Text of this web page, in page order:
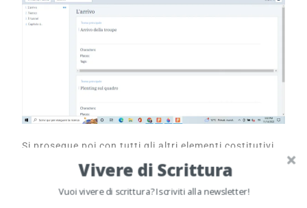
Si prosegue poi con tutti gli altri elementi costitutivi
di una storia: luoghi, personaggi, e così via. Che
altrimenti sarebbero stati scarabocchiati in un
quaderno, o peggio, tenuti semplicemente a mente.
Vivere di Scrittura
Vuoi vivere di scrittura? Iscriviti alla newsletter!